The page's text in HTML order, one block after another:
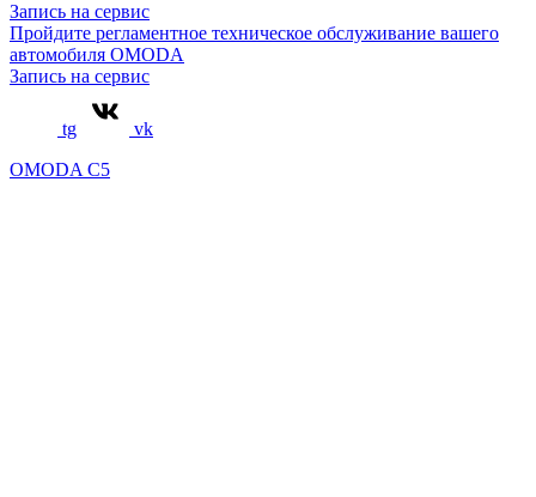
Запись на сервис
Пройдите регламентное техническое обслуживание вашего
автомобиля OMODA
Запись на сервис
tg
vk
OMODA C5